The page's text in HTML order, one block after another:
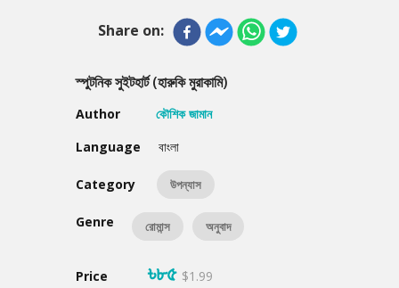
Share on:
স্পুটনিক সুইটহার্ট (হারুকি মুরাকামি)
Author
কৌশিক জামান
Language
বাংলা
Category উপন্যাস
Genre রোমান্স অনুবাদ
Price ৳৮৫ $1.99